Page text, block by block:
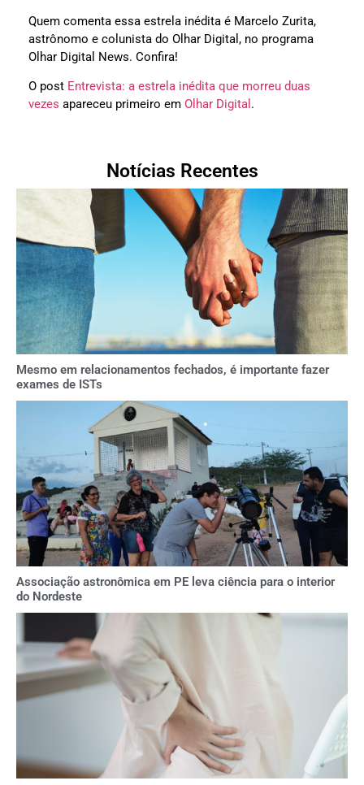
Quem comenta essa estrela inédita é Marcelo Zurita,
astrônomo e colunista do Olhar Digital, no programa
Olhar Digital News. Confira!
O post Entrevista: a estrela inédita que morreu duas
vezes apareceu primeiro em Olhar Digital .
Notícias Recentes
Mesmo em relacionamentos fechados, é importante fazer
exames de ISTs
Associação astronômica em PE leva ciência para o interior
do Nordeste